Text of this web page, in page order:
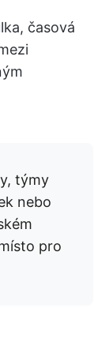
časová
týmy
nebo
pro